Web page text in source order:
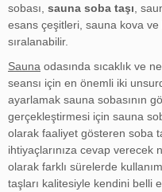
sobası, sauna soba taşı
esans çeşitleri, sauna kova
sıralanabilir.
Sauna odasında sıcaklık ve
seansı için en önemli iki
ayarlamak sauna sobasının
gerçekleştirmesi için sauna
olarak faaliyet gösteren soba
ihtiyaçlarınıza cevap verecek
olarak farklı sürelerde
taşları kalitesiyle kendini belli